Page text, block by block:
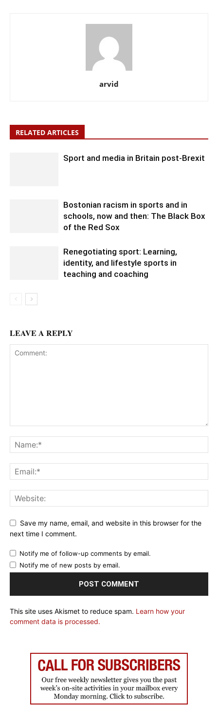
arvid
RELATED ARTICLES
Sport and media in Britain post-Brexit
Bostonian racism in sports and in
schools, now and then: The Black Box
of the Red Sox
Renegotiating sport: Learning,
identity, and lifestyle sports in
teaching and coaching
LEAVE A REPLY
Save my name, email, and website in this browser for the
next time I comment.
Notify me of follow-up comments by email.
Notify me of new posts by email.
This site uses Akismet to reduce spam. Learn how your
comment data is processed.